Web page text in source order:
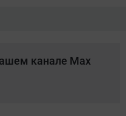
канале Max